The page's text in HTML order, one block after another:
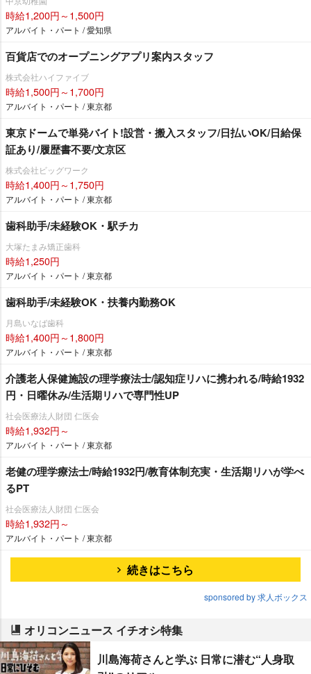
時給1,200円～1,500円
アルバイト・パート / 愛知県
百貨店でのオープニングアプリ案内スタッフ
株式会社ハイファイブ
時給1,500円～1,700円
アルバイト・パート / 東京都
東京ドームで単発バイト!設営・搬入スタッフ/日払いOK/日給保
証あり/履歴書不要/文京区
株式会社ビッグワーク
時給1,400円～1,750円
アルバイト・パート / 東京都
歯科助手/未経験OK・駅チカ
大塚たまみ矯正歯科
時給1,250円
アルバイト・パート / 東京都
歯科助手/未経験OK・扶養内勤務OK
月島いなば歯科
時給1,400円～1,800円
アルバイト・パート / 東京都
介護老人保健施設の理学療法士/認知症リハに携われる/時給1932
円・日曜休み/生活期リハで専門性UP
社会医療法人財団 仁医会
時給1,932円～
アルバイト・パート / 東京都
老健の理学療法士/時給1932円/教育体制充実・生活期リハが学べ
るPT
社会医療法人財団 仁医会
時給1,932円～
アルバイト・パート / 東京都
続きはこちら
sponsored by 求人ボックス
オリコンニュース イチオシ特集
川島海荷さんと学ぶ 日常に潜む“人身取